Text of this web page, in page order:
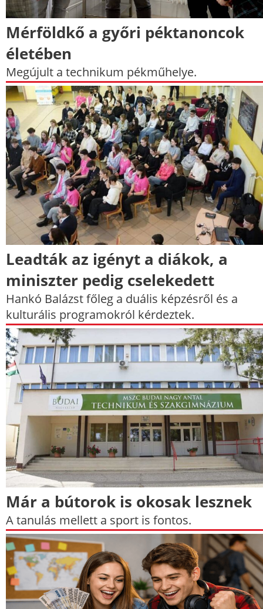
Mérföldkő a győri péktanoncok
életében
Megújult a technikum pékműhelye.
Leadták az igényt a diákok, a
miniszter pedig cselekedett
Hankó Balázst főleg a duális képzésről és a
kulturális programokról kérdeztek.
Már a bútorok is okosak lesznek
A tanulás mellett a sport is fontos.